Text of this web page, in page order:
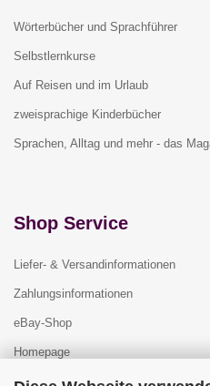
Wörterbücher und Sprachführer
Selbstlernkurse
Auf Reisen und im Urlaub
zweisprachige Kinderbücher
Sprachen, Alltag und mehr - das
Shop Service
Liefer- & Versandinformationen
Zahlungsinformationen
eBay-Shop
Homepage